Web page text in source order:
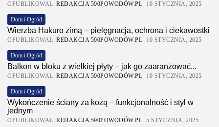
OPUBLIKOWAŁ: REDAKCJA 590POWODÓW.PL 10 STYCZNIA, 2025
Dom i Ogród
Wierzba Hakuro zimą – pielęgnacja, ochrona i ciekawostki
OPUBLIKOWAŁ: REDAKCJA 590POWODÓW.PL 10 STYCZNIA, 2025
Dom i Ogród
Balkon w bloku z wielkiej płyty – jak go zaaranżować...
OPUBLIKOWAŁ: REDAKCJA 590POWODÓW.PL 10 STYCZNIA, 2025
Dom i Ogród
Wykończenie ściany za kozą – funkcjonalność i styl w
jednym
OPUBLIKOWAŁ: REDAKCJA 590POWODÓW.PL 5 STYCZNIA, 2025